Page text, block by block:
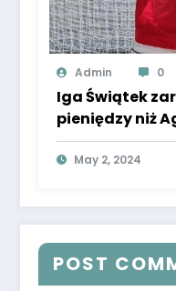
Admin 0
Iga Świątek
pieniędzy niż
Super Express
wyprzedziła.
May 2, 2024
POST